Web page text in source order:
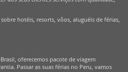
hotéis, resorts, vôos, aluguéis de férias,
oferecemos pacote de viagem
Passar as suas férias no Peru, vamos